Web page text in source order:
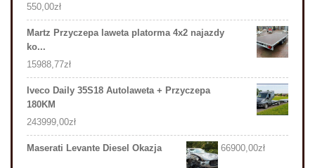
550,00zł
Martz Przyczepa laweta platorma 4x2 najazdy
ko...
15988,77zł
Iveco Daily 35S18 Autolaweta + Przyczepa
180KM
243999,00zł
Maserati Levante Diesel Okazja 66900,00zł